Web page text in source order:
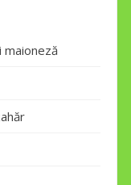
maioneză